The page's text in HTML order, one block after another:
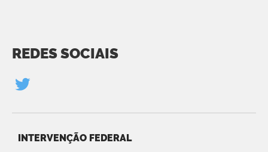
REDES SOCIAIS
INTERVENÇÃO FEDERAL